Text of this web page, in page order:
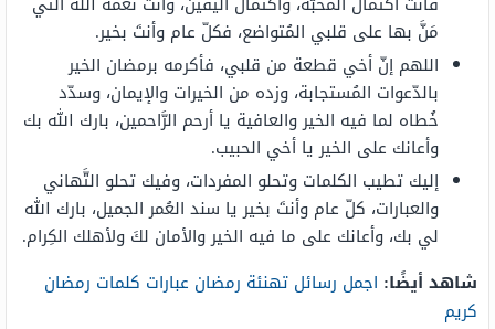
مَنَّ بها على قلبي المُتواضع، فكلّ عام وأنتَ بخير.
اللهم إنّ أخي قطعة من قلبي، فأكرمه برمضان الخير
بالدّعوات المُستجابة، وزده من الخيرات والإيمان، وسدّد
خُطاه لما فيه الخير والعافية يا أرحم الرَّاحمين، بارك الله بك
وأعانك على الخير يا أخي الحبيب.
إليك تطيب الكلمات وتحلو المفردات، وفيك تحلو التَّهاني
والعبارات، كلّ عام وأنتَ بخير يا سند العُمر الجميل، بارك الله
لي بك، وأعانك على ما فيه الخير والأمان لكَ ولأهلك الكِرام.
شاهد أيضًا: اجمل رسائل تهنئة رمضان عبارات كلمات رمضان
كريم